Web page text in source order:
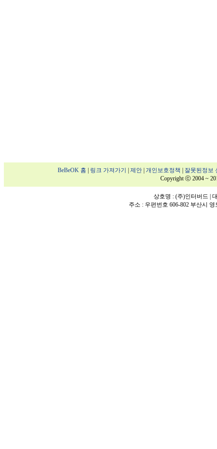
BeBeOK 홈 링크 가져가기 제안| 개인보호정책
잘못된정보
Copyright ⓒ 2004 ~
상호명 : (주)인터버드 |
주소 : 우편번호 606-802 부산시